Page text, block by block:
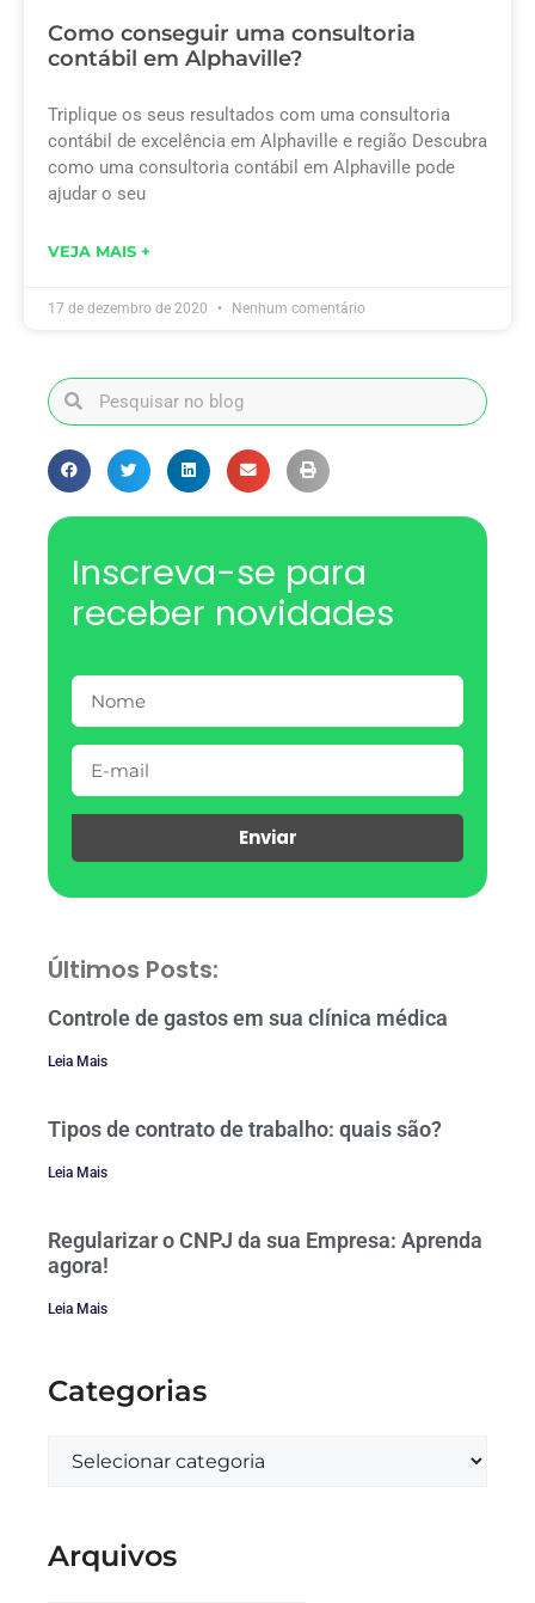
Como conseguir uma consultoria
contábil em Alphaville?
Triplique os seus resultados com uma consultoria
contábil de excelência em Alphaville e região Descubra
como uma consultoria contábil em Alphaville pode
ajudar o seu
VEJA MAIS +
17 de dezembro de 2020 Nenhum comentário
Inscreva-se para
receber novidades
Enviar
Últimos Posts:
Controle de gastos em sua clínica médica
Leia Mais
Tipos de contrato de trabalho: quais são?
Leia Mais
Regularizar o CNPJ da sua Empresa: Aprenda
agora!
Leia Mais
Categorias
Arquivos